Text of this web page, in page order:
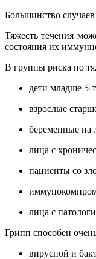
Большинство
Тяжесть течения
состояния их
В группы риска по
дети младше 5-
взрослые
беременные на
лица с
пациенты со
лица с
Грипп способен
вирусной и